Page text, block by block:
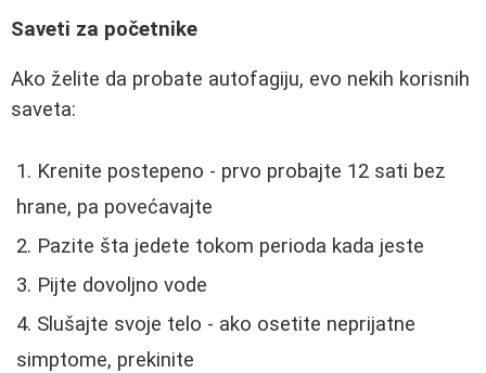
Saveti za početnike
Ako želite da probate autofagiju, evo nekih korisnih
saveta:
Krenite postepeno - prvo probajte 12 sati bez
hrane, pa povećavajte
Pazite šta jedete tokom perioda kada jeste
Pijte dovoljno vode
Slušajte svoje telo - ako osetite neprijatne
simptome, prekinite